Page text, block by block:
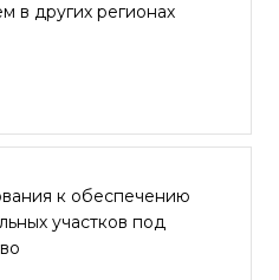
в других регионах
к обеспечению
участков под